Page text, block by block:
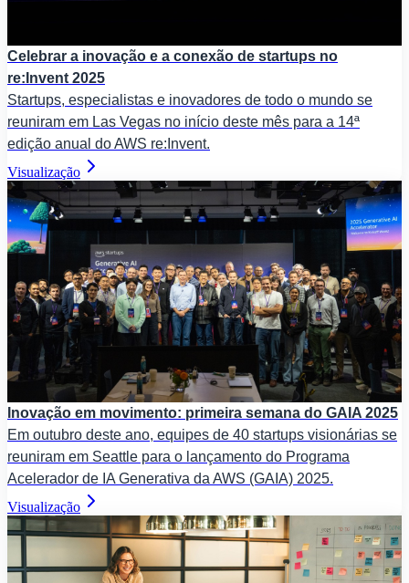
Celebrar a inovação e a conexão de startups no
re:Invent 2025
Startups, especialistas e inovadores de todo o mundo se
reuniram em Las Vegas no início deste mês para a 14ª
edição anual do AWS re:Invent.
Visualização
Inovação em movimento: primeira semana do GAIA 2025
Em outubro deste ano, equipes de 40 startups visionárias se
reuniram em Seattle para o lançamento do Programa
Acelerador de IA Generativa da AWS (GAIA) 2025.
Visualização